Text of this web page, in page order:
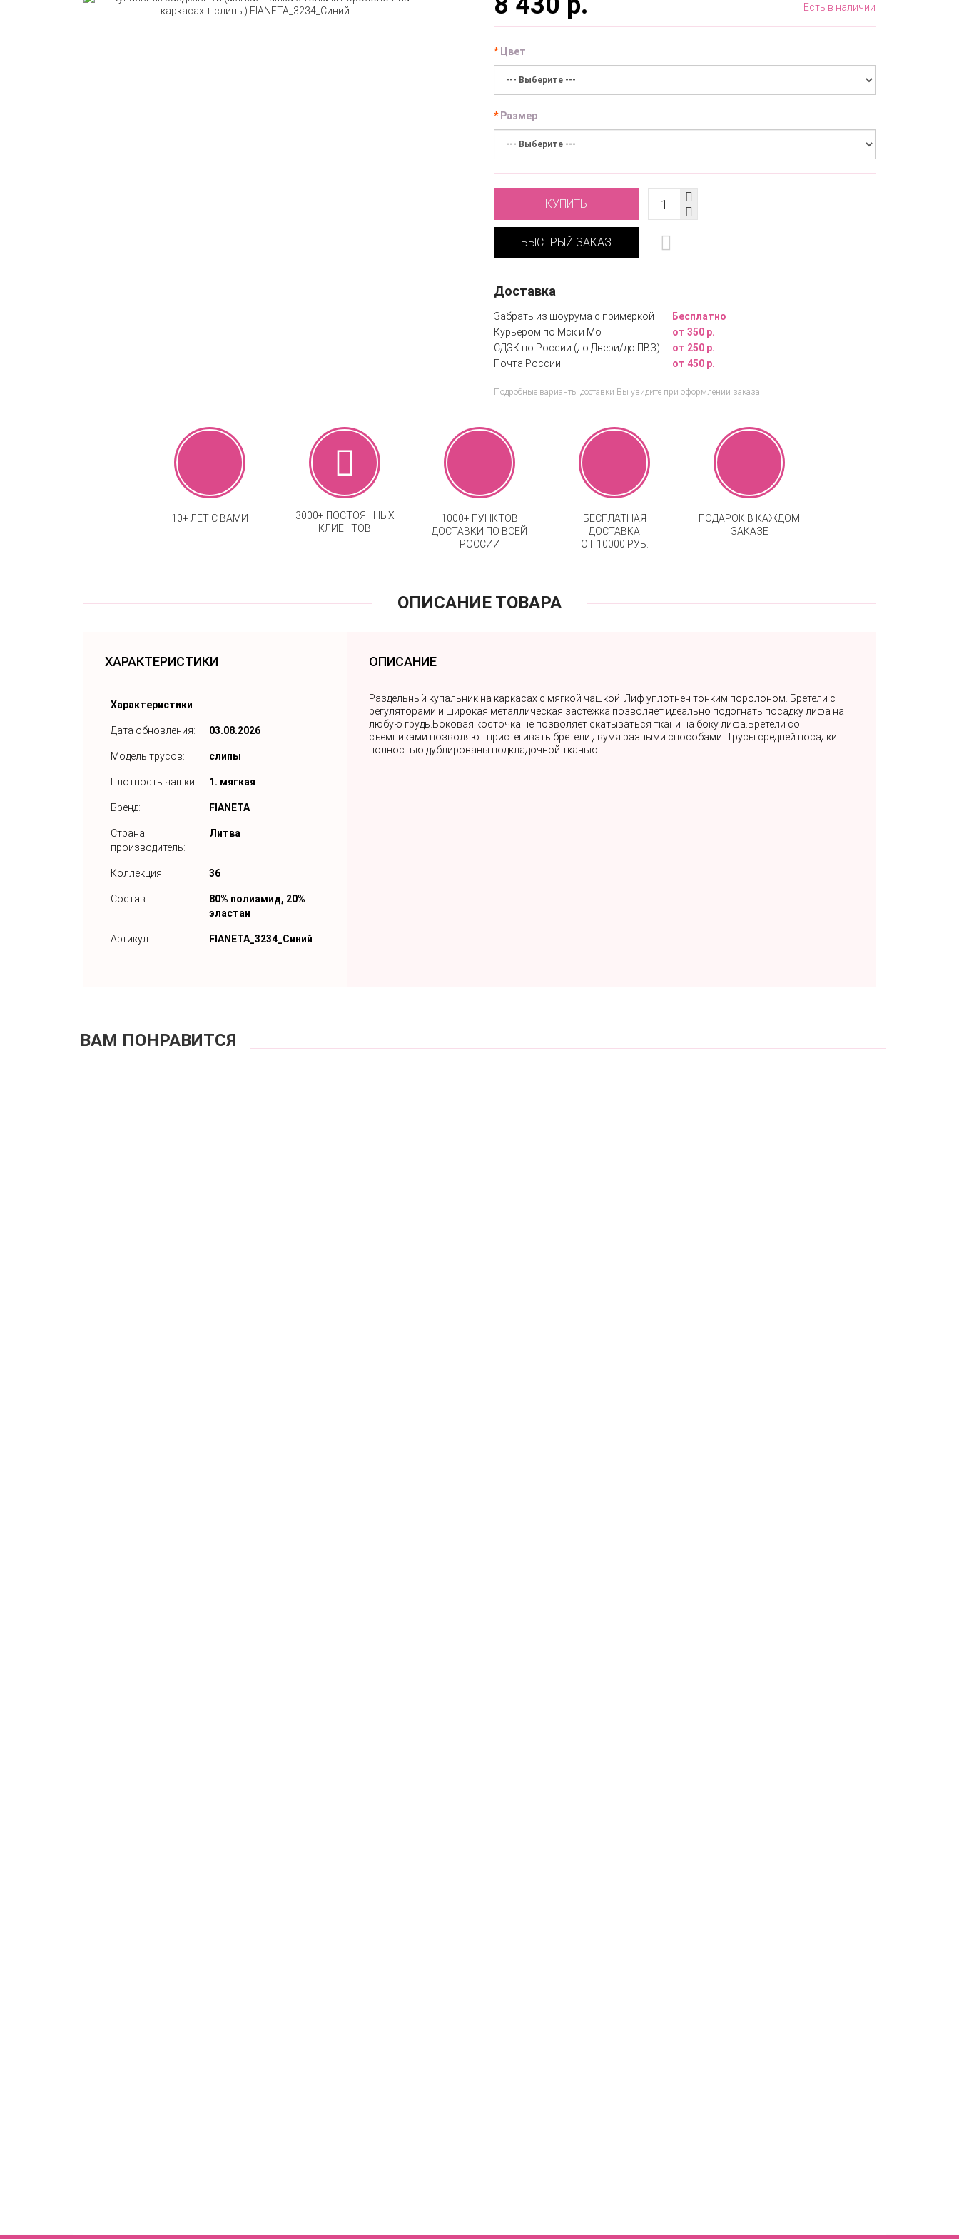
Есть в наличии
Цвет
Размер
КУПИТЬ
БЫСТРЫЙ ЗАКАЗ
Доставка
Забрать из шоурума с примеркой
Бесплатно
Курьером по Мск и Мо
от 350 р.
СДЭК по России (до Двери/до ПВЗ)
от 250 р.
Почта России
от 450 р.
Подробные варианты доставки Вы увидите при оформлении заказа
10+ ЛЕТ С ВАМИ
3000+ ПОСТОЯННЫХ
КЛИЕНТОВ
1000+ ПУНКТОВ
ДОСТАВКИ ПО ВСЕЙ
РОССИИ
БЕСПЛАТНАЯ
ДОСТАВКА
ОТ 10000 РУБ.
ПОДАРОК В КАЖДОМ
ЗАКАЗЕ
ОПИСАНИЕ ТОВАРА
ХАРАКТЕРИСТИКИ
Характеристики
Дата обновления: 03.08.2026
Модель трусов: слипы
Плотность чашки: 1. мягкая
Бренд: FIANETA
Страна
производитель:
Литва
Коллекция: 36
Состав:
80% полиамид, 20%
эластан
Артикул: FIANETA_3234_Синий
ОПИСАНИЕ
Раздельный купальник на каркасах с мягкой чашкой. Лиф уплотнен тонким поролоном. Бретели с
регуляторами и широкая металлическая застежка позволяет идеально подогнать посадку лифа на
любую грудь.Боковая косточка не позволяет скатываться ткани на боку лифа.Бретели со
съемниками позволяют пристегивать бретели двумя разными способами. Трусы средней посадки
полностью дублированы подкладочной тканью.
ВАМ ПОНРАВИТСЯ